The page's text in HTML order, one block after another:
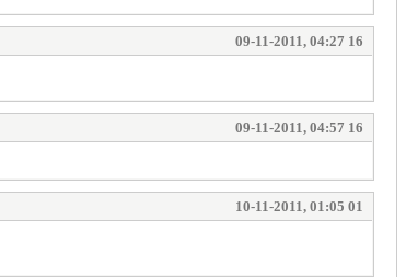
09-11-2011, 04:27 16
09-11-2011, 04:57 16
10-11-2011, 01:05 01